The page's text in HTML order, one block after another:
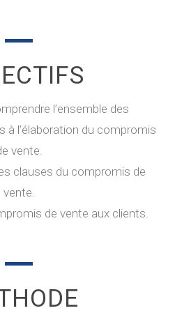
l’ensemble des
à l’élaboration du compromis
vente.
clauses du compromis de
vente.
de vente aux clients.